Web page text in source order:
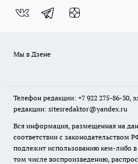
Мы в Дзене
Телефон редакции: +7 922 275-86-30,
редакции: sitesredaktor@yandex.ru
Вся информация, размещенная на
соответствии с законодательством
подлежит использованию кем-либо
том числе воспроизведению,